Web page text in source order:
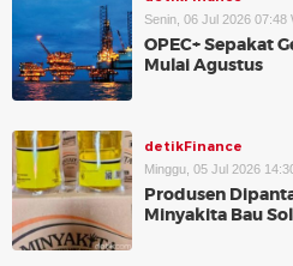
Senin, 06 Jul 2026 07:48
OPEC+ Sepakat
Mulai Agustus
detikFinance
Minggu, 05 Jul 2026
Produsen
Minyakita Bau